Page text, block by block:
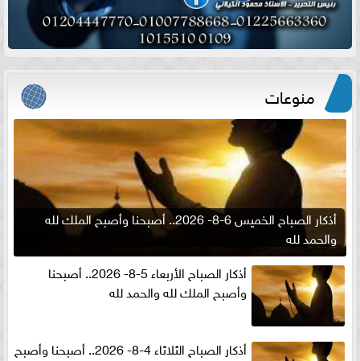
منوعات
أذكار الصباح الخميس 6-8- 2026.. أصبحنا وأصبح الملك لله
والحمد لله
أذكار الصباح الأربعاء 5-8- 2026.. أصبحنا
وأصبح الملك لله والحمد لله
أذكار الصباح الثلاثاء 4-8- 2026.. أصبحنا وأصبح